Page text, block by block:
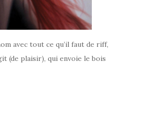
avec tout ce qu’il faut de riff,
(de plaisir), qui envoie le bois